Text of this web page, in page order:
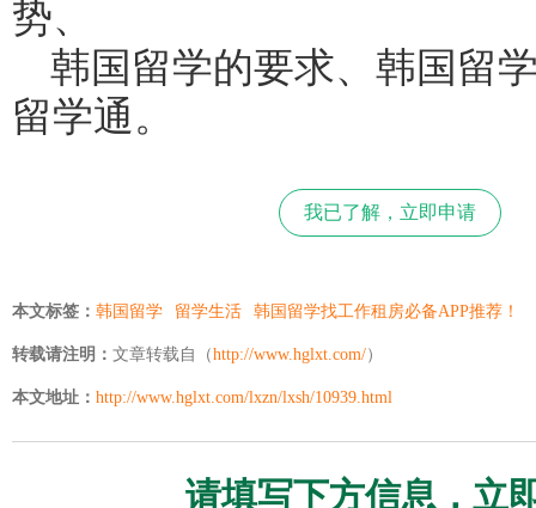
势、
韩国留学的要求、韩国留
留学通。
我已了解，立即申请
本文标签： 韩国留学 留学生活 韩国留学找工作租房必备APP推荐！
转载请注明： 文章转载自（http://www.hglxt.com/）
本文地址： http://www.hglxt.com/lxzn/lxsh/10939.html
请填写下方信息，立